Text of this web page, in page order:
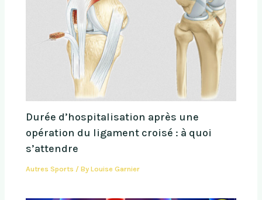
Durée d’hospitalisation après une
opération du ligament croisé : à quoi
s’attendre
Autres Sports / ByLouise Garnier